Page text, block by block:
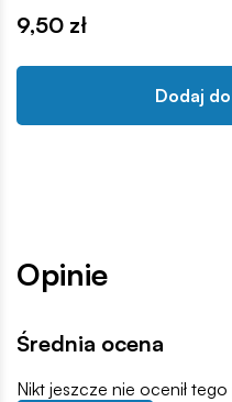
9,50 zł
Dodaj
Opinie
Średnia ocena
Nikt jeszcze nie ocenił